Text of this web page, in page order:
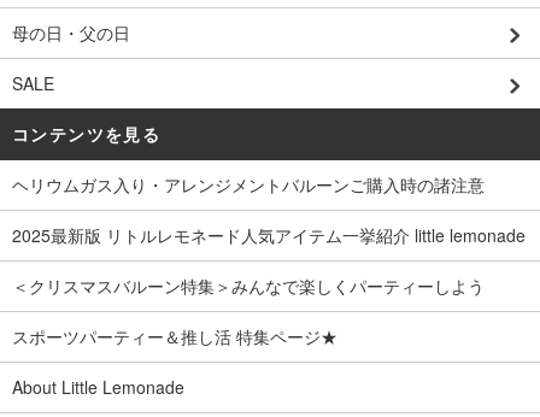
母の日・父の日
SALE
コンテンツを見る
ヘリウムガス入り・アレンジメントバルーンご購入時の諸注意
2025最新版 リトルレモネード人気アイテム一挙紹介 little lemonade
＜クリスマスバルーン特集＞みんなで楽しくパーティーしよう
スポーツパーティー＆推し活 特集ページ★
About Little Lemonade